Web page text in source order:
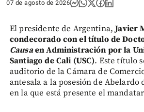
07 de agosto de 2026
El presidente de Argentina,Javier
condecorado con el título de
Causaen Administración por la
Santiago de Cali (USC). Este título
auditorio de la Cámara de
antesala a la posesión de Abelardo
en la que está presente el